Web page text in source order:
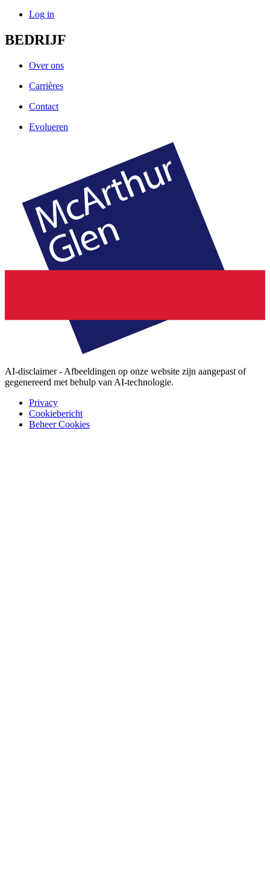
Log in
BEDRIJF
Over ons
Carrières
Contact
Evolueren
AI-disclaimer - Afbeeldingen op onze website zijn aangepast of
gegenereerd met behulp van AI-technologie.
Privacy
Cookiebericht
Beheer Cookies